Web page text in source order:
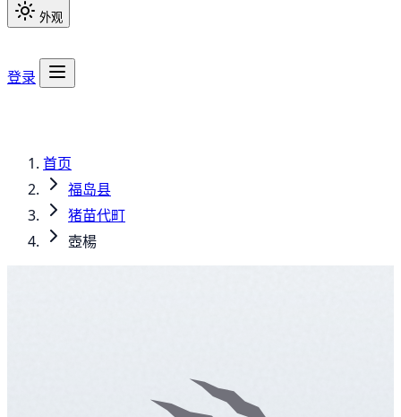
外观
登录
首页
福岛县
猪苗代町
壺楊